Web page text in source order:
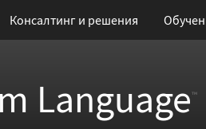
Консалтинг и решения
Language™